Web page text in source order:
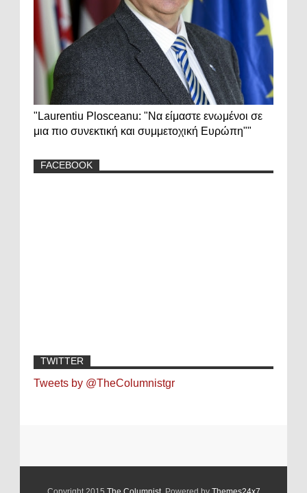
"Laurentiu Plosceanu: "Να είμαστε ενωμένοι σε
μια πιο συνεκτική και συμμετοχική Ευρώπη""
FACEBOOK
TWITTER
Tweets by @TheColumnistgr